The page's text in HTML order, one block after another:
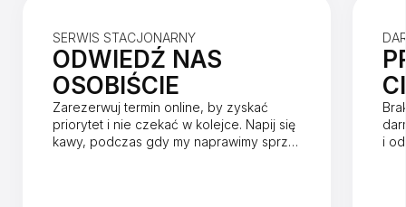
SERWIS STACJONARNY
ODWIEDŹ NAS
OSOBIŚCIE
Zarezerwuj termin online, by zyskać
priorytet i nie czekać w kolejce. Napij się
kawy, podczas gdy my naprawimy sprzęt
i